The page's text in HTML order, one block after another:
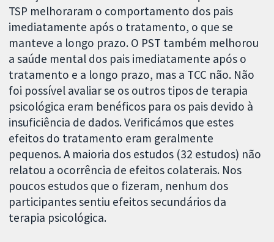
TSP melhoraram o comportamento dos pais
imediatamente após o tratamento, o que se
manteve a longo prazo. O PST também melhorou
a saúde mental dos pais imediatamente após o
tratamento e a longo prazo, mas a TCC não. Não
foi possível avaliar se os outros tipos de terapia
psicológica eram benéficos para os pais devido à
insuficiência de dados. Verificámos que estes
efeitos do tratamento eram geralmente
pequenos. A maioria dos estudos (32 estudos) não
relatou a ocorrência de efeitos colaterais. Nos
poucos estudos que o fizeram, nenhum dos
participantes sentiu efeitos secundários da
terapia psicológica.